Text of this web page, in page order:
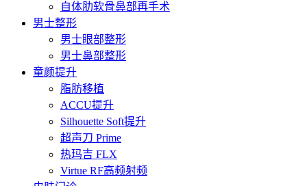
自体肋软骨鼻部再手术
男士整形
男士眼部整形
男士鼻部整形
童颜提升
脂肪移植
ACCU提升
Silhouette Soft提升
超声刀 Prime
热玛吉 FLX
Virtue RF高频射频